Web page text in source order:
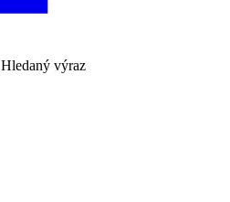
Hledaný výraz